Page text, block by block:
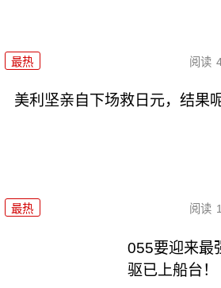
最热 阅读
美利坚亲自下场救日元，结果
最热 阅读
055要迎来最
驱已上船台！